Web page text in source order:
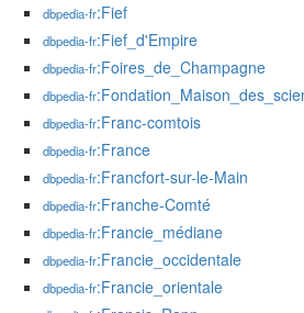
dbpedia-fr:Fief
dbpedia-fr:Fief_d'Empire
dbpedia-fr:Foires_de_Champagne
dbpedia-fr
dbpedia-fr:Franc-comtois
dbpedia-fr:France
dbpedia-fr:Francfort-sur-le-Main
dbpedia-fr:Franche-Comté
dbpedia-fr:Francie_médiane
dbpedia-fr:Francie_occidentale
dbpedia-fr:Francie_orientale